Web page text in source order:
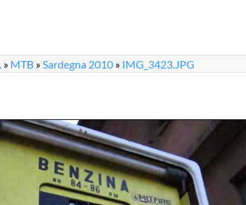
» MTB »Sardegna 2010 » IMG_3423.JPG